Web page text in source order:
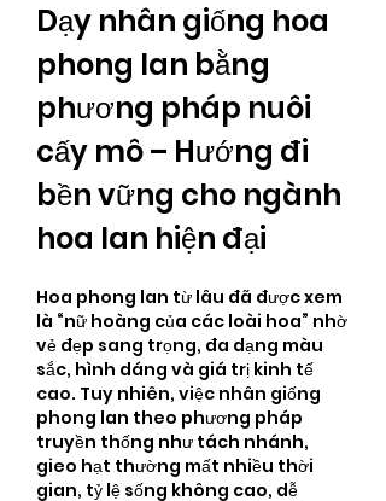
Dạy nhân giống hoa
phong lan bằng
phương pháp nuôi
cấy mô – Hướng đi
bền vững cho ngành
hoa lan hiện đại
Hoa phong lan từ lâu đã được xem
là “nữ hoàng của các loài hoa” nhờ
vẻ đẹp sang trọng, đa dạng màu
sắc, hình dáng và giá trị kinh tế
cao. Tuy nhiên, việc nhân giống
phong lan theo phương pháp
truyền thống như tách nhánh,
gieo hạt thường mất nhiều thời
gian, tỷ lệ sống không cao, dễ